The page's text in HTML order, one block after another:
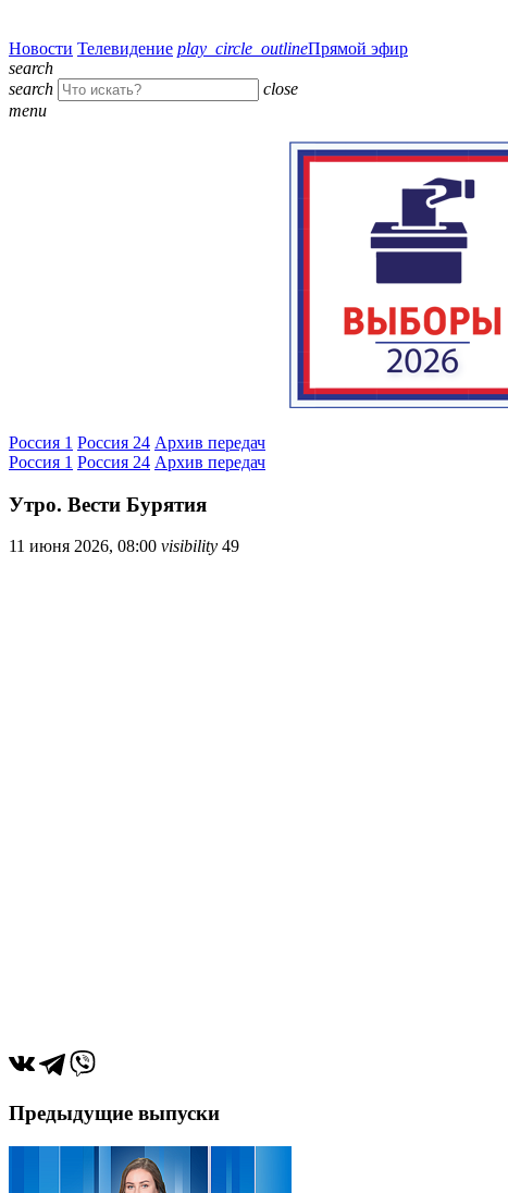
Новости Телевидение play_circle_outlineПрямой эфир
search
search
close
menu
Россия 1 Россия 24 Архив передач
Россия 1 Россия 24 Архив передач
Утро. Вести Бурятия
11 июня 2026, 08:00 visibility 49
Предыдущие выпуски